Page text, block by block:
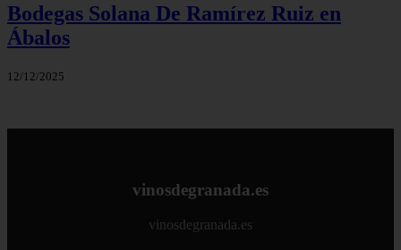
Bodegas Solana De Ramírez Ruiz en
Ábalos
12/12/2025
vinosdegranada.es
vinosdegranada.es